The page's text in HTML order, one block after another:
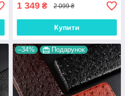
1 349 ₴ 2 099 ₴
Купити
–34% Подарунок